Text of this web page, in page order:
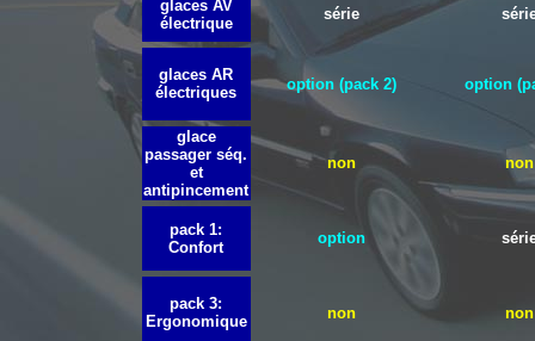
glaces AV
électrique
série
glaces AR
électriques
option (pack 2) option
glace
passager séq.
et
antipincement
non non
pack 1:
Confort
option
pack 3:
Ergonomique
non non